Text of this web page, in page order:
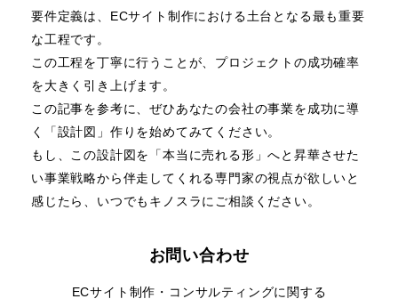
要件定義は、ECサイト制作における土台となる最も重要
な工程です。
この工程を丁寧に行うことが、プロジェクトの成功確率
を大きく引き上げます。
この記事を参考に、ぜひあなたの会社の事業を成功に導
く「設計図」作りを始めてみてください。
もし、この設計図を「本当に売れる形」へと昇華させた
い事業戦略から伴走してくれる専門家の視点が欲しいと
感じたら、いつでもキノスラにご相談ください。
お問い合わせ
ECサイト制作・コンサルティングに関する